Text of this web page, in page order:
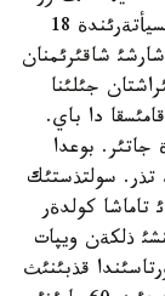
شةنئن بئتئك توراثعئ ورمان جاپقان. تاؤلئ ماسسيأتةرئندة 18
شارشئ شاقئرئمنان
كول باعئراشتان جئلئنا
دا باي.
مةتر تومةندة جاتئر. بوعدا
بيئكتة تذر. سولتذستئك
تاماشا كولدةر
ذلكةن ويپات
ورتاسئندا قذبئنئث